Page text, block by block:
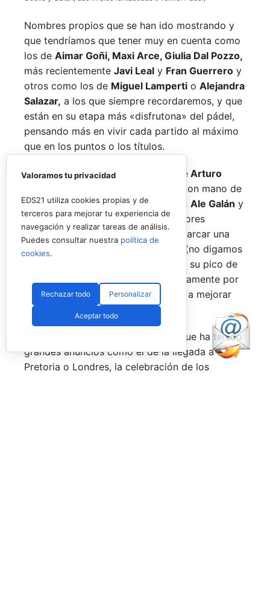
Nombres propios que se han ido mostrando y
que tendríamos que tener muy en cuenta como
los de Aimar Goñi, Maxi Arce, Giulia Dal Pozzo,
más recientemente Javi Leal y Fran Guerrero y
otros como los de Miguel Lamperti o Alejandra
Salazar, a los que siempre recordaremos, y que
están en su etapa más «disfrutona» del pádel,
pensando más en vivir cada partido al máximo
que en los puntos o los títulos.
No por ello hemos de olvidarnos de Arturo
que rigen con mano de
hierro el circuito pero que tienen en Ale Galán y
enFede Chingottoa dos competidores
sublimes. Dos parejas llamadas a marcar una
época por lo difícil que es jugarles (no digamos
ya ganarles) y que cuando están en su pico de
forma, son una delicia y que, precisamente por
esa rivalidad que tienen, se obligan a mejorar
constantemente.
Una primera mitad de temporada que ha tenido
grandes anuncios como el de la llegada a
Pretoria o Londres, la celebración de los
Valoramos tu privacidad
EDS21 utiliza cookies propias y de
terceros para mejorar tu experiencia de
navegación y realizar tareas de análisis.
Puedes consultar nuestra política de
cookies.
Rechazar todo Personalizar
Aceptar todo